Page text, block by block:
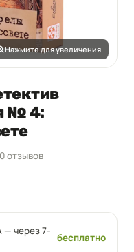
Нажмите для увеличения
№ 4:
0 отзывов
— через 7-
бесплатно